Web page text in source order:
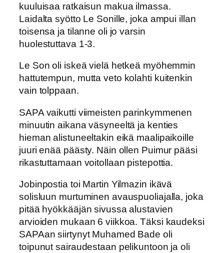
kuuluisaa ratkaisun makua ilmassa.
Laidalta syötto Le Sonille, joka ampui illan
toisensa ja tilanne oli jo varsin
huolestuttava 1-3.
Le Son oli iskeä vielä hetkeä myöhemmin
hattutempun, mutta veto kolahti kuitenkin
vain tolppaan.
SAPA vaikutti viimeisten parinkymmenen
minuutin aikana väsyneeltä ja kenties
hieman alistuneeltakin eikä maalipaikoille
juuri enää päästy. Näin ollen Puimur pääsi
rikastuttamaan voitollaan pistepottia.
Jobinpostia toi Martin Yilmazin ikävä
solisluun murtuminen avauspuoliajalla, joka
pitää hyökkääjän sivussa alustavien
arvioiden mukaan 6 viikkoa. Täksi kaudeksi
SAPAan siirtynyt Muhamed Bade oli
toipunut sairaudestaan pelikuntoon ja oli